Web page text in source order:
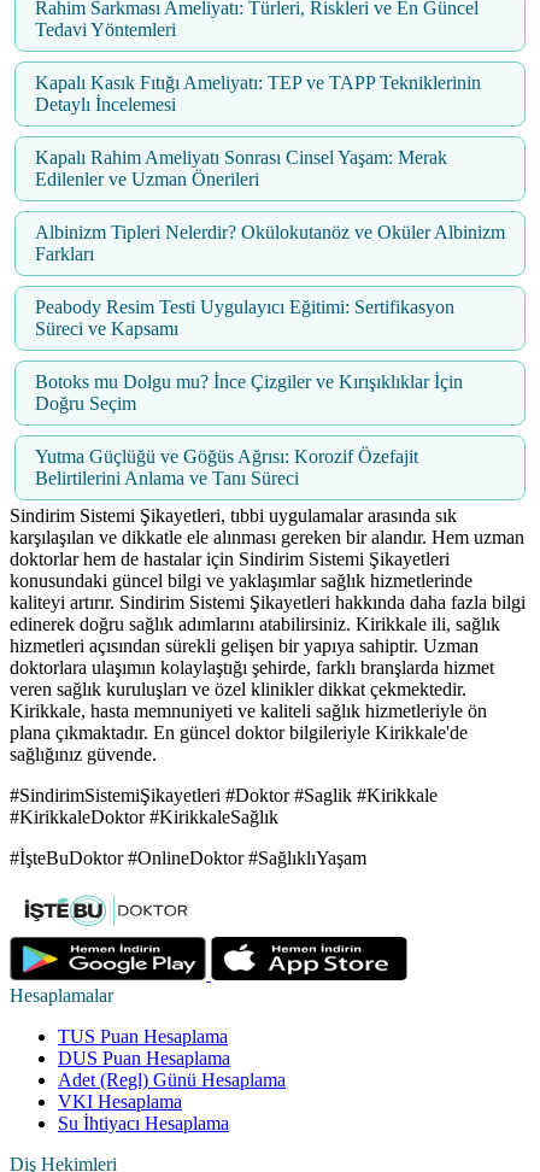
Rahim Sarkması Ameliyatı: Türleri, Riskleri ve En Güncel
Tedavi Yöntemleri
Kapalı Kasık Fıtığı Ameliyatı: TEP ve TAPP Tekniklerinin
Detaylı İncelemesi
Kapalı Rahim Ameliyatı Sonrası Cinsel Yaşam: Merak
Edilenler ve Uzman Önerileri
Albinizm Tipleri Nelerdir? Okülokutanöz ve Oküler Albinizm
Farkları
Peabody Resim Testi Uygulayıcı Eğitimi: Sertifikasyon
Süreci ve Kapsamı
Botoks mu Dolgu mu? İnce Çizgiler ve Kırışıklıklar İçin
Doğru Seçim
Yutma Güçlüğü ve Göğüs Ağrısı: Korozif Özefajit
Belirtilerini Anlama ve Tanı Süreci
Sindirim Sistemi Şikayetleri, tıbbi uygulamalar arasında sık
karşılaşılan ve dikkatle ele alınması gereken bir alandır. Hem uzman
doktorlar hem de hastalar için Sindirim Sistemi Şikayetleri
konusundaki güncel bilgi ve yaklaşımlar sağlık hizmetlerinde
kaliteyi artırır. Sindirim Sistemi Şikayetleri hakkında daha fazla bilgi
edinerek doğru sağlık adımlarını atabilirsiniz. Kirikkale ili, sağlık
hizmetleri açısından sürekli gelişen bir yapıya sahiptir. Uzman
doktorlara ulaşımın kolaylaştığı şehirde, farklı branşlarda hizmet
veren sağlık kuruluşları ve özel klinikler dikkat çekmektedir.
Kirikkale, hasta memnuniyeti ve kaliteli sağlık hizmetleriyle ön
plana çıkmaktadır. En güncel doktor bilgileriyle Kirikkale'de
sağlığınız güvende.
#SindirimSistemiŞikayetleri #Doktor #Saglik #Kirikkale
#KirikkaleDoktor #KirikkaleSağlık
#İşteBuDoktor #OnlineDoktor #SağlıklıYaşam
Hesaplamalar
TUS Puan Hesaplama
DUS Puan Hesaplama
Adet (Regl) Günü Hesaplama
VKI Hesaplama
Su İhtiyacı Hesaplama
Diş Hekimleri